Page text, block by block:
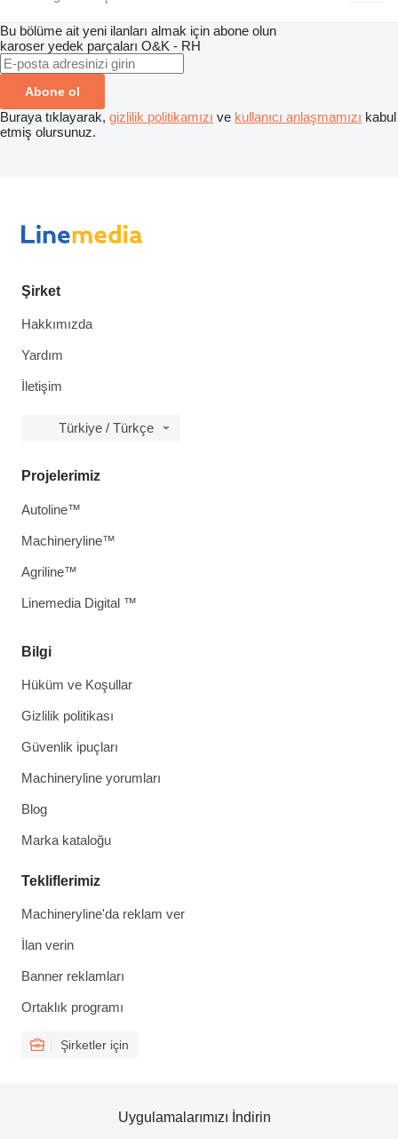
Bu bölüme ait yeni ilanları almak için abone olun
karoser yedek parçaları O&K - RH
Abone ol
Buraya tıklayarak, gizlilik politikamızı ve kullanıcı anlaşmamızı kabul
etmiş olursunuz.
Şirket
Hakkımızda
Yardım
İletişim
Türkiye / Türkçe
Bilgi
Hüküm ve Koşullar
Gizlilik politikası
Güvenlik ipuçları
Machineryline yorumları
Blog
Marka kataloğu
Tekliflerimiz
Machineryline'da reklam ver
İlan verin
Banner reklamları
Ortaklık programı
Şirketler için
Projelerimiz
Autoline™
Machineryline™
Agriline™
Linemedia Digital ™
Uygulamalarımızı İndirin